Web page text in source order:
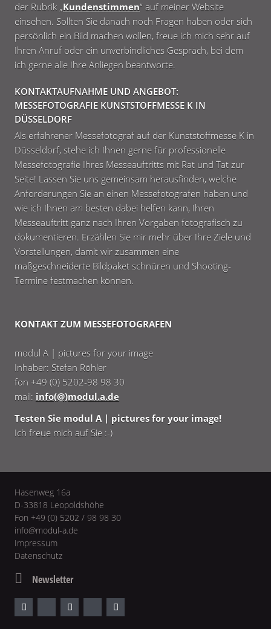
der Rubrik „Kundenstimmen“ auf meiner Website
einsehen. Sollten Sie danach noch Fragen haben oder sich
persönlich ein Bild machen wollen, freue ich mich sehr auf
Ihren Anruf oder ein unverbindliches Gespräch, bei dem
ich gerne alle Ihre Anliegen beantworte.
KONTAKTAUFNAHME UND ANGEBOT:
MESSEFOTOGRAFIE KUNSTSTOFFMESSE K IN
DÜSSELDORF
Als erfahrener Messefotograf auf der Kunststoffmesse K in
Düsseldorf, stehe ich Ihnen gerne für professionelle
Messefotografie Ihres Messeauftritts mit Rat und Tat zur
Seite! Lassen Sie uns gemeinsam herausfinden, welche
Anforderungen Sie an einen Messefotografen haben und
wie ich Ihnen am besten dabei helfen kann, Ihren
Messeauftritt ganz nach Ihren Vorgaben fotografisch zu
dokumentieren. Erzählen Sie mir mehr über Ihre Ziele und
Vorstellungen, damit wir zusammen eine
maßgeschneiderte Bildpaket schnüren und Shooting-
Termine festmachen können.
KONTAKT ZUM MESSEFOTOGRAFEN
modul A | pictures for your image
Inhaber: Stefan Röhler
fon +49 (0) 5202-98 98 30
mail: info(@)modul.a.de
Testen Sie modul A | pictures for your image!
Ich freue mich auf Sie :-)
Hasenweg 16a
D-33818 Leopoldshöhe
Fon +49 (0) 5202 / 98 98 30
info@modul-a.de
Impressum
Datenschutz
Newsletter